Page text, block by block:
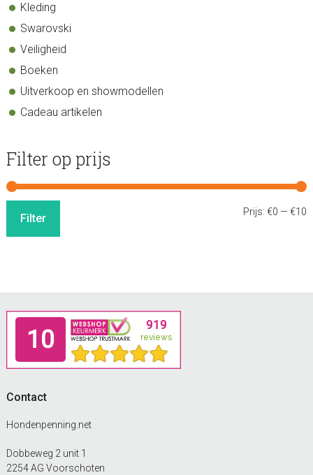
Kleding
Swarovski
Veiligheid
Boeken
Uitverkoop en showmodellen
Cadeau artikelen
Filter op prijs
Filter Prijs:€0 —€10
Footer
Contact
Hondenpenning.net
Dobbeweg 2 unit 1
2254 AG Voorschoten